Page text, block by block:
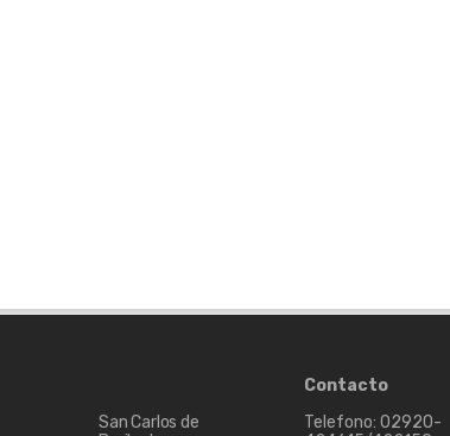
San Carlos de
Contacto
Telefono: 02920-